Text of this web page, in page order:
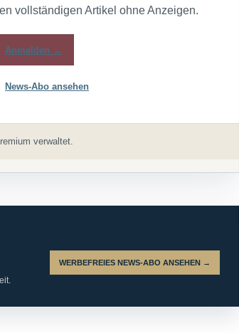
vollständigen Artikel ohne Anzeigen.
Anmelden →
News-Abo ansehen
verwaltet.
WERBEFREIES NEWS-ABO ANSEHEN →